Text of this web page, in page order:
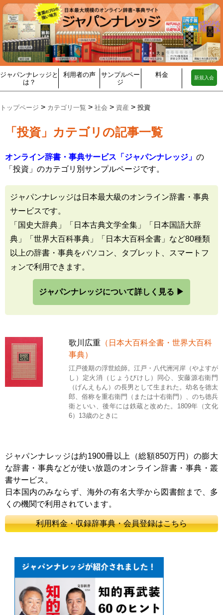
ジャパンナレッジと
は？
利用者の声
サンプルペー
ジ
料金 新規入会
トップページ > カテゴリ一覧 > 社会 > 資産 > 投資
「投資」カテゴリの記事一覧
オンライン辞書・事典サービス「ジャパンナレッジ」 の
「投資」のカテゴリ別サンプルページです。
ジャパンナレッジは日本最大級のオンライン辞書・事典
サービスです。
「国史大辞典」「日本古典文学全集」「日本国語大辞
典」「世界大百科事典」「日本大百科全書」など80種類
以上の辞書・事典をパソコン、タブレット、スマートフ
ォンで利用できます。
ジャパンナレッジについて詳しく見る ▶
歌川広重 （日本大百科全書・世界大百科
事典）
江戸後期の浮世絵師。江戸・八代洲河岸（やよすが
し）定火消（じょうびけし）同心、安藤源右衛門
（げんえもん）の長男として生まれた。幼名を徳太
郎、俗称を重右衛門（または十右衛門）、のち徳兵
衛といい、後年には鉄蔵と改めた。1809年（文化
6）13歳のときに
ジャパンナレッジは約1900冊以上（総額850万円）の膨大
な辞書・事典などが使い放題のオンライン辞書・事典・叢
書サービス。
日本国内のみならず、海外の有名大学から図書館まで、多
くの機関で利用されています。
利用料金・収録辞事典・会員登録はこちら